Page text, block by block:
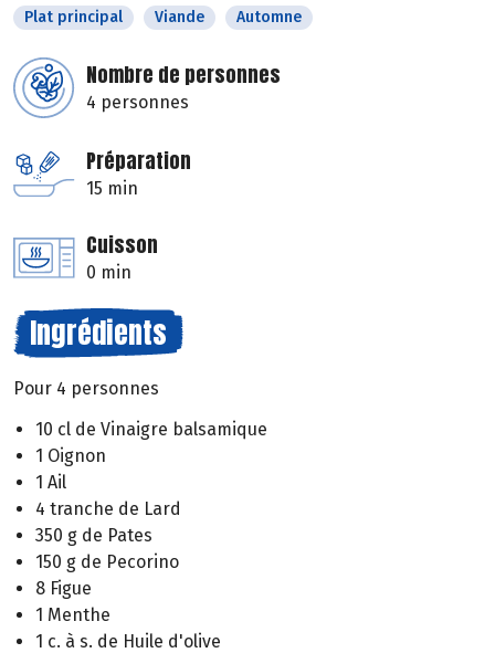
Plat principal Viande Automne
Nombre de personnes
4 personnes
Préparation
15 min
Cuisson
0 min
Ingrédients
Pour 4 personnes
10 cl de Vinaigre balsamique
1 Oignon
1 Ail
4 tranche de Lard
350 g de Pates
150 g de Pecorino
8 Figue
1 Menthe
1 c. à s. de Huile d'olive